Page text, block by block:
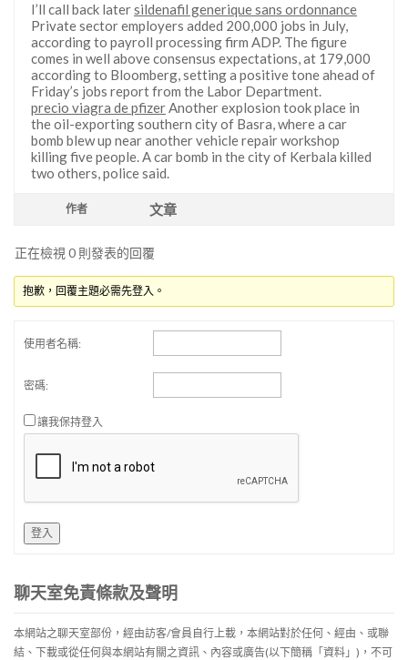
I’ll call back latersildenafil generique sans ordonnance
Private sector employers added 200,000 jobs in July,
according to payroll processing firm ADP. The figure
comes in well above consensus expectations, at 179,000
according to Bloomberg, setting a positive tone ahead of
Friday’s jobs report from the Labor Department.
precio viagra de pfizerAnother explosion took place in
the oil-exporting southern city of Basra, where a car
bomb blew up near another vehicle repair workshop
killing five people. A car bomb in the city of Kerbala killed
two others, police said.
作者 文章
正在檢視 0 則發表的回覆
抱歉，回覆主題必需先登入。
使用者名稱:
密碼:
讓我保持登入
登入
聊天室免責條款及聲明
本網站之聊天室部份，經由訪客/會員自行上載，本網站對於任何、經由、或聯
結、下載或從任何與本網站有關之資訊、內容或廣告(以下簡稱「資料」)，不可